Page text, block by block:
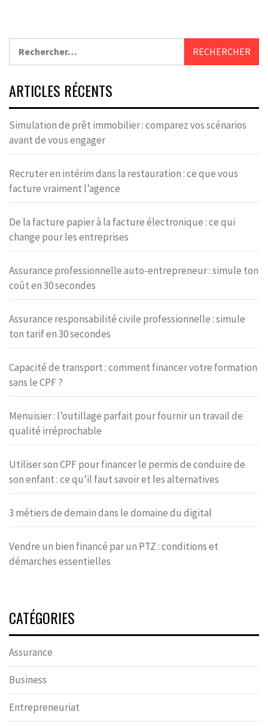
ARTICLES RÉCENTS
Simulation de prêt immobilier : comparez vos scénarios
avant de vous engager
Recruter en intérim dans la restauration : ce que vous
facture vraiment l’agence
De la facture papier à la facture électronique : ce qui
change pour les entreprises
Assurance professionnelle auto-entrepreneur : simule ton
coût en 30 secondes
Assurance responsabilité civile professionnelle : simule
ton tarif en 30 secondes
Capacité de transport : comment financer votre formation
sans le CPF ?
Menuisier : l’outillage parfait pour fournir un travail de
qualité irréprochable
Utiliser son CPF pour financer le permis de conduire de
son enfant : ce qu’il faut savoir et les alternatives
3 métiers de demain dans le domaine du digital
Vendre un bien financé par un PTZ : conditions et
démarches essentielles
CATÉGORIES
Assurance
Business
Entrepreneuriat